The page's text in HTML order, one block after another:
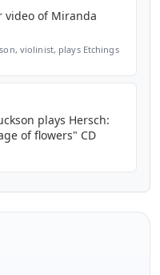
video of Miranda
violinist, plays Etchings
plays Hersch:
of flowers" CD